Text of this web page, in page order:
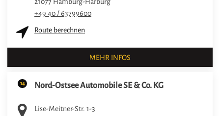
+49 40 / 63799600
Route berechnen
MEHR INFOS
14 Nord-Ostsee Automobile SE & Co. KG
Lise-Meitner-Str. 1-3